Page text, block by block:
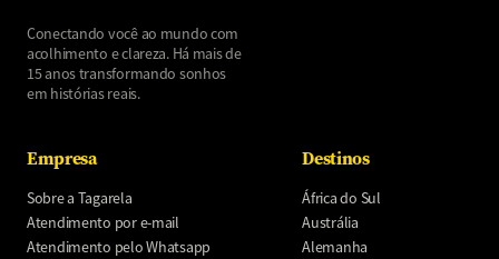
Conectando você ao mundo com
acolhimento e clareza. Há mais de
15 anos transformando sonhos
em histórias reais.
Empresa
Sobre a Tagarela
Atendimento por e-mail
Atendimento pelo Whatsapp
Destinos
África do Sul
Austrália
Alemanha